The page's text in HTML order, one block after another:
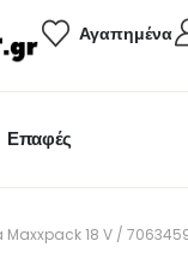
Αγαπημένα
Επαφές
18 V /